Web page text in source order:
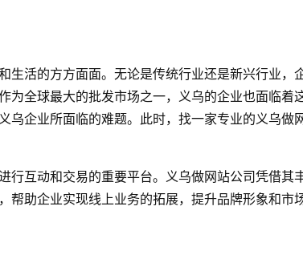
生活的方方面面。无论是传统行业还是新兴行业，
为全球最大的批发市场之一，义乌的企业也面临着
乌企业所面临的难题。此时，找一家专业的义乌做
行互动和交易的重要平台。义乌做网站公司凭借其
助企业实现线上业务的拓展，提升品牌形象和市